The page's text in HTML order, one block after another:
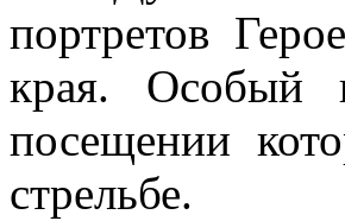
портретов
края. Особый
посещении
стрельбе.